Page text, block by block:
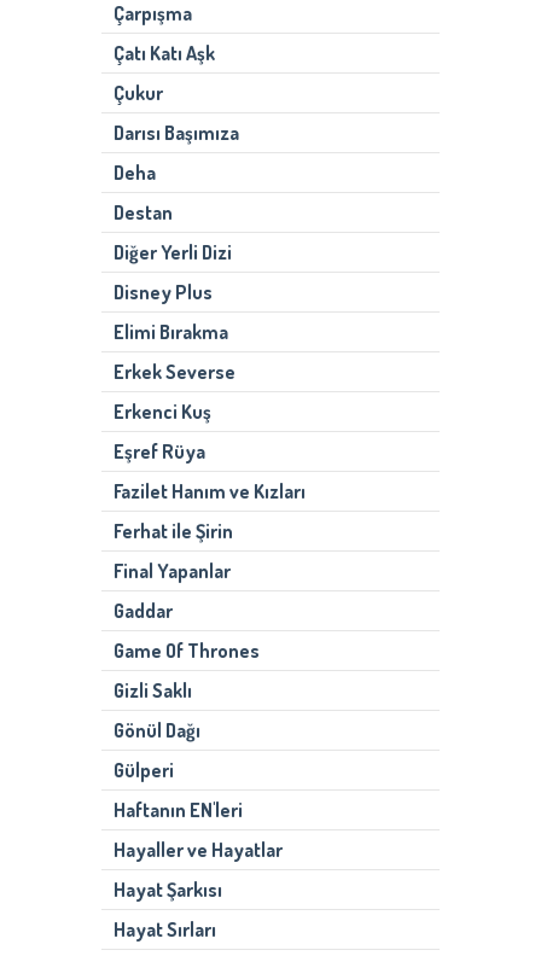
Çarpışma
Çatı Katı Aşk
Çukur
Darısı Başımıza
Deha
Destan
Diğer Yerli Dizi
Disney Plus
Elimi Bırakma
Erkek Severse
Erkenci Kuş
Eşref Rüya
Fazilet Hanım ve Kızları
Ferhat ile Şirin
Final Yapanlar
Gaddar
Game Of Thrones
Gizli Saklı
Gönül Dağı
Gülperi
Haftanın EN'leri
Hayaller ve Hayatlar
Hayat Şarkısı
Hayat Sırları